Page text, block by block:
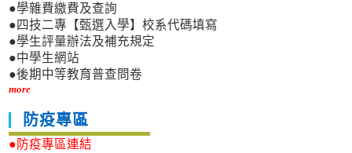
●學雜費繳費及查詢
●四技二專【甄選入學】校系代碼填寫
●學生評量辦法及補充規定
●中學生網站
●後期中等教育普查問卷
more
防疫專區
●防疫專區連結